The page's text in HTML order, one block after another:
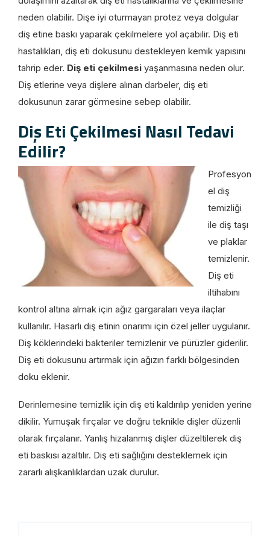
neden olabilir. Dişe iyi oturmayan protez veya dolgular
diş etine baskı yaparak çekilmelere yol açabilir. Diş eti
hastalıkları, diş eti dokusunu destekleyen kemik yapısını
tahrip eder. Diş eti çekilmesi yaşanmasına neden olur.
Diş etlerine veya dişlere alınan darbeler, diş eti
dokusunun zarar görmesine sebep olabilir.
Diş Eti Çekilmesi Nasıl Tedavi
Edilir?
Profesyon
el diş
temizliği
ile diş taşı
ve plaklar
temizlenir.
Diş eti
iltihabını
kontrol altına almak için ağız gargaraları veya ilaçlar
kullanılır. Hasarlı diş etinin onarımı için özel jeller uygulanır.
Diş köklerindeki bakteriler temizlenir ve pürüzler giderilir.
Diş eti dokusunu artırmak için ağızın farklı bölgesinden
doku eklenir.
Derinlemesine temizlik için diş eti kaldırılıp yeniden yerine
dikilir. Yumuşak fırçalar ve doğru teknikle dişler düzenli
olarak fırçalanır. Yanlış hizalanmış dişler düzeltilerek diş
eti baskısı azaltılır. Diş eti sağlığını desteklemek için
zararlı alışkanlıklardan uzak durulur.